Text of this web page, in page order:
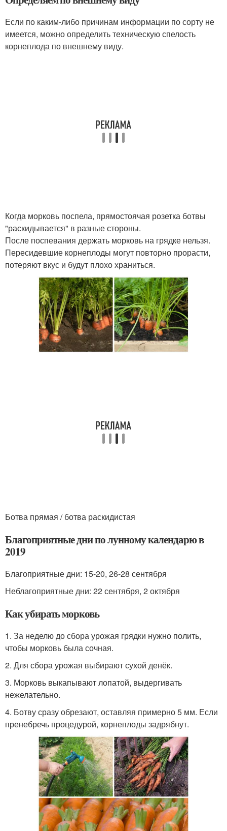
Если по каким-либо причинам информации по сорту не
имеется, можно определить техническую спелость
корнеплода по внешнему виду.
Когда морковь поспела, прямостоячая розетка ботвы
"раскидывается" в разные стороны.
После поспевания держать морковь на грядке нельзя.
Пересидевшие корнеплоды могут повторно прорасти,
потеряют вкус и будут плохо храниться.
Ботва прямая / ботва раскидистая
Благоприятные дни по лунному календарю в
2019
Благоприятные дни: 15-20, 26-28 сентября
Неблагоприятные дни: 22 сентября, 2 октября
Как убирать морковь
1. За неделю до сбора урожая грядки нужно полить,
чтобы морковь была сочная.
2. Для сбора урожая выбирают сухой денёк.
3. Морковь выкапывают лопатой, выдергивать
нежелательно.
4. Ботву сразу обрезают, оставляя примерно 5 мм. Если
пренебречь процедурой, корнеплоды задрябнут.